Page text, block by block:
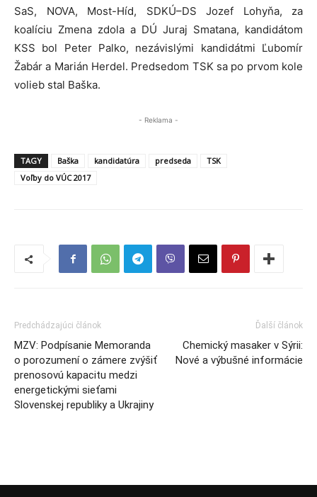
SaS, NOVA, Most-Híd, SDKÚ–DS Jozef Lohyňa, za
koalíciu Zmena zdola a DÚ Juraj Smatana, kandidátom
KSS bol Peter Palko, nezávislými kandidátmi Ľubomír
Žabár a Marián Herdel. Predsedom TSK sa po prvom kole
volieb stal Baška.
- Reklama -
TAGY Baška kandidatúra predseda
TSK
Voľby do VÚC 2017
Predchádzajúci článok
MZV: Podpísanie Memoranda
o porozumení o zámere zvýšiť
prenosovú kapacitu medzi
energetickými sieťami
Slovenskej republiky a Ukrajiny
Ďalší článok
Chemický masaker v Sýrii:
Nové a výbušné informácie